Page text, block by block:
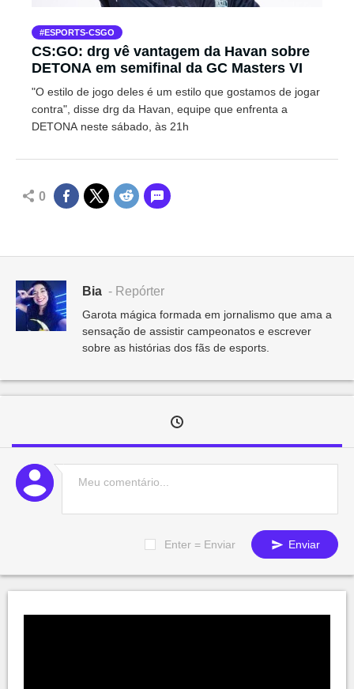
ESPORTS-CSGO
CS:GO: drg vê vantagem da Havan sobre
DETONA em semifinal da GC Masters VI
"O estilo de jogo deles é um estilo que gostamos de jogar
contra", disse drg da Havan, equipe que enfrenta a
DETONA neste sábado, às 21h
0
Bia - Repórter
Garota mágica formada em jornalismo que ama a
sensação de assistir campeonatos e escrever
sobre as histórias dos fãs de esports.
Enter = Enviar Enviar